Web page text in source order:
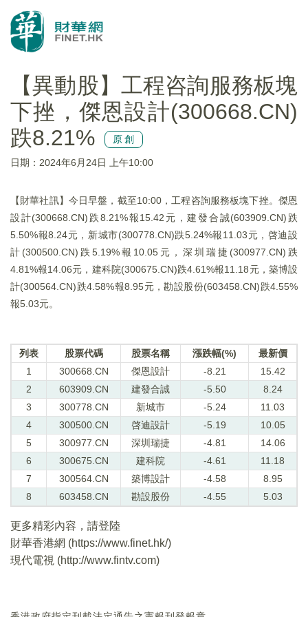
【異動股】工程咨詢服務板塊
下挫，傑恩設計(300668.CN)
跌8.21%
原創
日期：2024年6月24日 上午10:00
【財華社訊】今日早盤，截至10:00，工程咨詢服務板塊下挫。傑恩
設計(300668.CN)跌8.21%報15.42元，建發合誠(603909.CN)跌
5.50%報8.24元，新城市(300778.CN)跌5.24%報11.03元，啓迪設
計(300500.CN)跌5.19%報10.05元，深圳瑞捷(300977.CN)跌
4.81%報14.06元，建科院(300675.CN)跌4.61%報11.18元，築博設
計(300564.CN)跌4.58%報8.95元，勘設股份(603458.CN)跌4.55%
報5.03元。
列表 股票代碼 股票名稱 漲跌幅(%)
最新價
1
300668.CN 傑恩設計 -8.21
15.42
2
603909.CN 建發合誠 -5.50
8.24
3
300778.CN 新城市 -5.24
11.03
4
300500.CN 啓迪設計 -5.19
10.05
5
300977.CN 深圳瑞捷 -4.81
14.06
6
300675.CN 建科院 -4.61
11.18
7
300564.CN 築博設計 -4.58
8.95
8
603458.CN 勘設股份 -4.55 5.03
更多精彩內容，請登陸
財華香港網 (https://www.finet.hk/)
現代電視 (http://www.fintv.com)